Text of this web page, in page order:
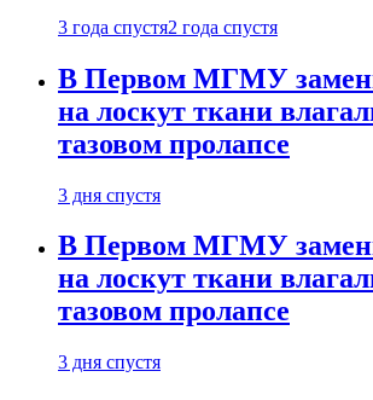
3 года спустя2 года спустя
В Первом МГМУ
на лоскут ткани
тазовом пролапсе
3 дня спустя
В Первом МГМУ
на лоскут ткани
тазовом пролапсе
3 дня спустя